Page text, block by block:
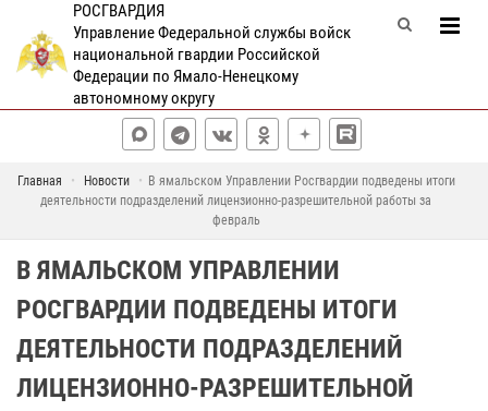
РОСГВАРДИЯ
Управление Федеральной службы войск
национальной гвардии Российской
Федерации по Ямало-Ненецкому
автономному округу
Главная Новости
В ямальском Управлении Росгвардии подведены итоги
деятельности подразделений лицензионно-разрешительной работы за
февраль
В ЯМАЛЬСКОМ УПРАВЛЕНИИ
РОСГВАРДИИ ПОДВЕДЕНЫ ИТОГИ
ДЕЯТЕЛЬНОСТИ ПОДРАЗДЕЛЕНИЙ
ЛИЦЕНЗИОННО-РАЗРЕШИТЕЛЬНОЙ